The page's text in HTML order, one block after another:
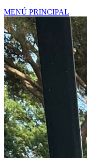
MENÚ PRINCIPAL